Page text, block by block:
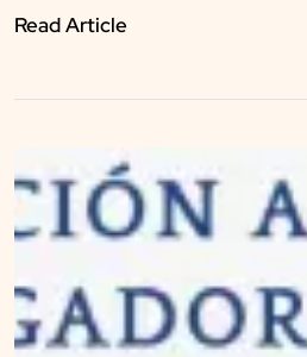
Read Article